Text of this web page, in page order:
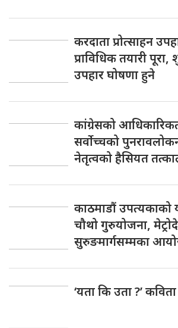
करदाता प्रोत्साहन
प्राविधिक तयारी पूरा,
उपहार घोषणा हुने
कांग्रेसको
सर्वोच्चको
नेतृत्वको हैसियत
काठमाडौं उपत्यकाको
चौथो गुरुयोजना,
सुरुङमार्गसम्मका
‘यता कि उता ?’